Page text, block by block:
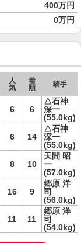
400万円
0万円
人
気
着
順
騎手
6 6
△石神
深一
(55.0kg)
6 14
△石神
深一
(55.0kg)
8 10
天間 昭
一
(57.0kg)
16 9
郷原 洋
司
(56.0kg)
11 11
郷原 洋
司
(54.0kg)